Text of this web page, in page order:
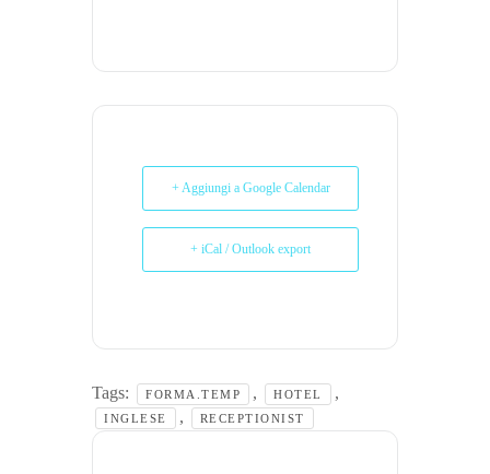
+ Aggiungi a Google Calendar
+ iCal / Outlook export
Tags: FORMA.TEMP , HOTEL ,
INGLESE , RECEPTIONIST